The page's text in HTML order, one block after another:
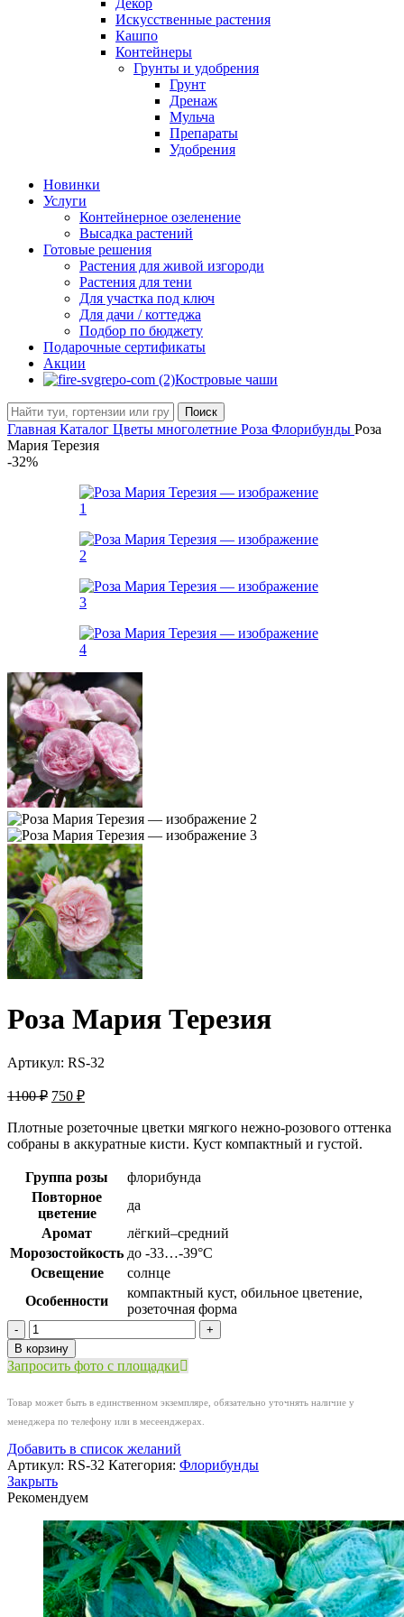
Декор
Искусственные растения
Кашпо
Контейнеры
Грунты и удобрения
Грунт
Дренаж
Мульча
Препараты
Удобрения
Новинки
Услуги
Контейнерное озеленение
Высадка растений
Готовые решения
Растения для живой изгороди
Растения для тени
Для участка под ключ
Для дачи / коттеджа
Подбор по бюджету
Подарочные сертификаты
Акции
Костровые чаши
Поиск
Главная Каталог Цветы многолетние Роза Флорибунды Роза
Мария Терезия
-32%
Роза Мария Терезия
Артикул: RS-32
1100₽ Первоначальная
составляла
1100 ₽.
750 ₽Текущая
750 ₽.
Плотные розеточные цветки мягкого нежно-розового оттенка
собраны в аккуратные кисти. Куст компактный и густой.
Группа розы
флорибунда
Повторное
цветение
да
Аромат
лёгкий–средний
Морозостойкость до -33…-39°C
Освещение
солнце
Особенности
компактный куст, обильное цветение,
розеточная форма
Количество
товара
Роза
Мария
В корзину
Запросить фото с площадки
Товар может быть в единственном экземпляре, обязательно уточнять наличие у
менеджера по телефону или в месеенджерах.
Добавить в список желаний
Артикул: RS-32 Категория: Флорибунды
Закрыть
Рекомендуем